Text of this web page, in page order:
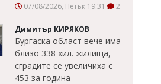
07/08/2026, Петък 19:31 2
Димитър КИРЯКОВ
Бургаска област вече има
близо 338 хил. жилища,
сградите се увеличиха с
453 за година